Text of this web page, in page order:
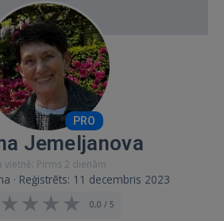
PRO
Jemeljanova
vietnē: Pirms 2 dienām
· Reģistrēts: 11 decembris 2023
0,0 / 5